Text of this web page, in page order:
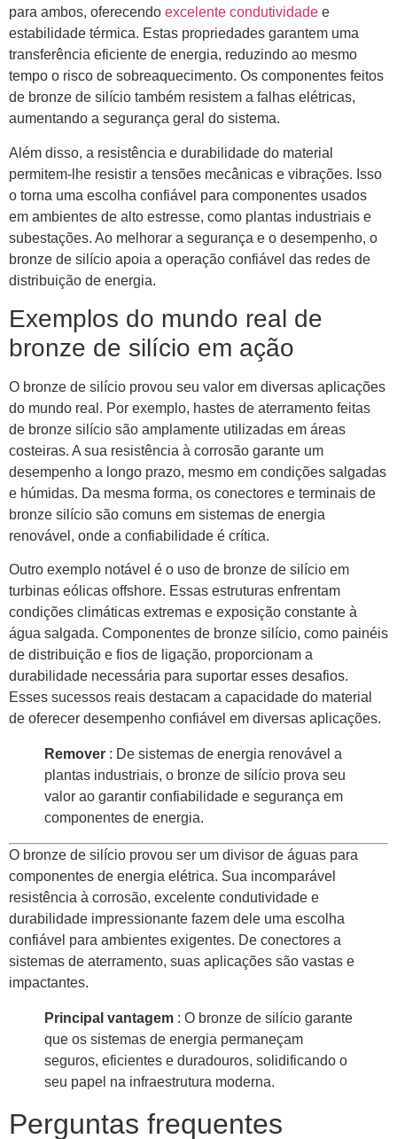
para ambos, oferecendo excelente condutividade e
estabilidade térmica. Estas propriedades garantem uma
transferência eficiente de energia, reduzindo ao mesmo
tempo o risco de sobreaquecimento. Os componentes feitos
de bronze de silício também resistem a falhas elétricas,
aumentando a segurança geral do sistema.
Além disso, a resistência e durabilidade do material
permitem-lhe resistir a tensões mecânicas e vibrações. Isso
o torna uma escolha confiável para componentes usados ​​
em ambientes de alto estresse, como plantas industriais e
subestações. Ao melhorar a segurança e o desempenho, o
bronze de silício apoia a operação confiável das redes de
distribuição de energia.
Exemplos do mundo real de
bronze de silício em ação
O bronze de silício provou seu valor em diversas aplicações
do mundo real. Por exemplo, hastes de aterramento feitas
de bronze silício são amplamente utilizadas em áreas
costeiras. A sua resistência à corrosão garante um
desempenho a longo prazo, mesmo em condições salgadas
e húmidas. Da mesma forma, os conectores e terminais de
bronze silício são comuns em sistemas de energia
renovável, onde a confiabilidade é crítica.
Outro exemplo notável é o uso de bronze de silício em
turbinas eólicas offshore. Essas estruturas enfrentam
condições climáticas extremas e exposição constante à
água salgada. Componentes de bronze silício, como painéis
de distribuição e fios de ligação, proporcionam a
durabilidade necessária para suportar esses desafios.
Esses sucessos reais destacam a capacidade do material
de oferecer desempenho confiável em diversas aplicações.
Remover : De sistemas de energia renovável a
plantas industriais, o bronze de silício prova seu
valor ao garantir confiabilidade e segurança em
componentes de energia.
O bronze de silício provou ser um divisor de águas para
componentes de energia elétrica. Sua incomparável
resistência à corrosão, excelente condutividade e
durabilidade impressionante fazem dele uma escolha
confiável para ambientes exigentes. De conectores a
sistemas de aterramento, suas aplicações são vastas e
impactantes.
Principal vantagem : O bronze de silício garante
que os sistemas de energia permaneçam
seguros, eficientes e duradouros, solidificando o
seu papel na infraestrutura moderna.
Perguntas frequentes